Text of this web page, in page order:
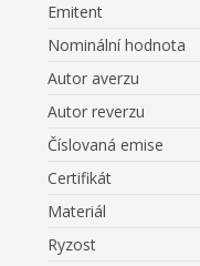
Emitent
Nominální hodnota
Autor averzu
Autor reverzu
Číslovaná emise
Certifikát
Materiál
Ryzost